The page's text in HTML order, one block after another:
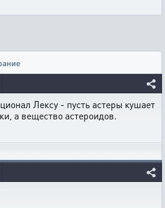
Лексу - пусть астеры кушает
а вещество астероидов.